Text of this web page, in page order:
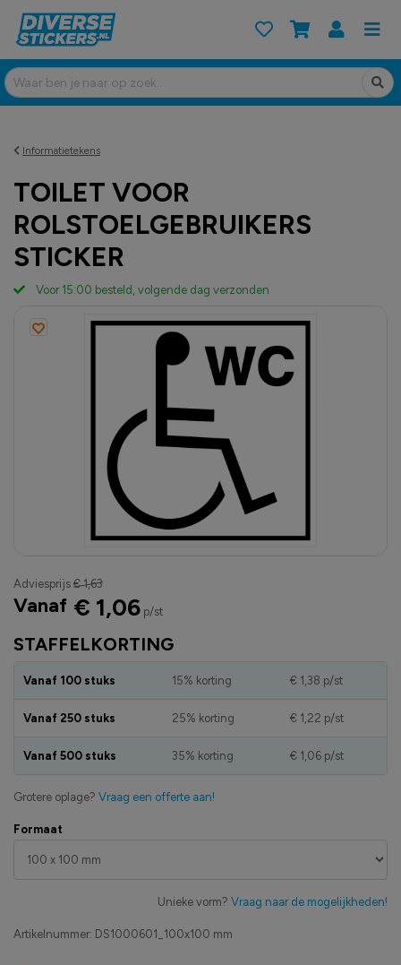
Informatietekens
TOILET VOOR
ROLSTOELGEBRUIKERS
STICKER
Artikelnummer: DS1000601_100x100 mm
Formaat
Unieke vorm? Vraag naar de mogelijkheden!
STAFFELKORTING
Vanaf 100 stuks 15% korting € 1,38 p/st
Vanaf 250 stuks 25% korting € 1,22 p/st
Vanaf 500 stuks 35% korting € 1,06p/st
Grotere oplage? Vraag een offerte aan!
Adviesprijs € 1,63
Vanaf € 1,06p/st
Voor 15:00 besteld, volgende dag verzonden